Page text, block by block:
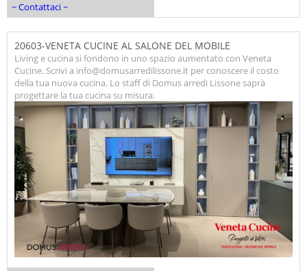
~ Contattaci ~
20603-VENETA CUCINE AL SALONE DEL MOBILE
Living e cucina si fondono in uno spazio aumentato con Veneta
Cucine. Scrivi a info@domusarredilissone.it per conoscere il costo
della tua nuova cucina. Lo staff di Domus arredi Lissone saprà
progettare la tua cucina su misura.